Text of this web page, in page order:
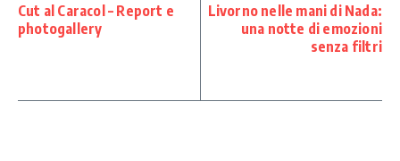
Cut al Caracol – Report e
photogallery
Livorno nelle mani di Nada:
una notte di emozioni
senza filtri